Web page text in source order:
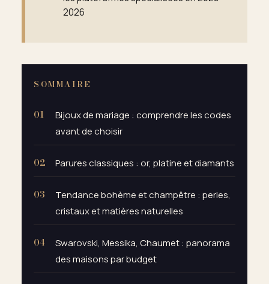
2026
SOMMAIRE
Bijoux de mariage : comprendre les codes
avant de choisir
Parures classiques : or, platine et diamants
Tendance bohème et champêtre : perles,
cristaux et matières naturelles
Swarovski, Messika, Chaumet : panorama
des maisons par budget